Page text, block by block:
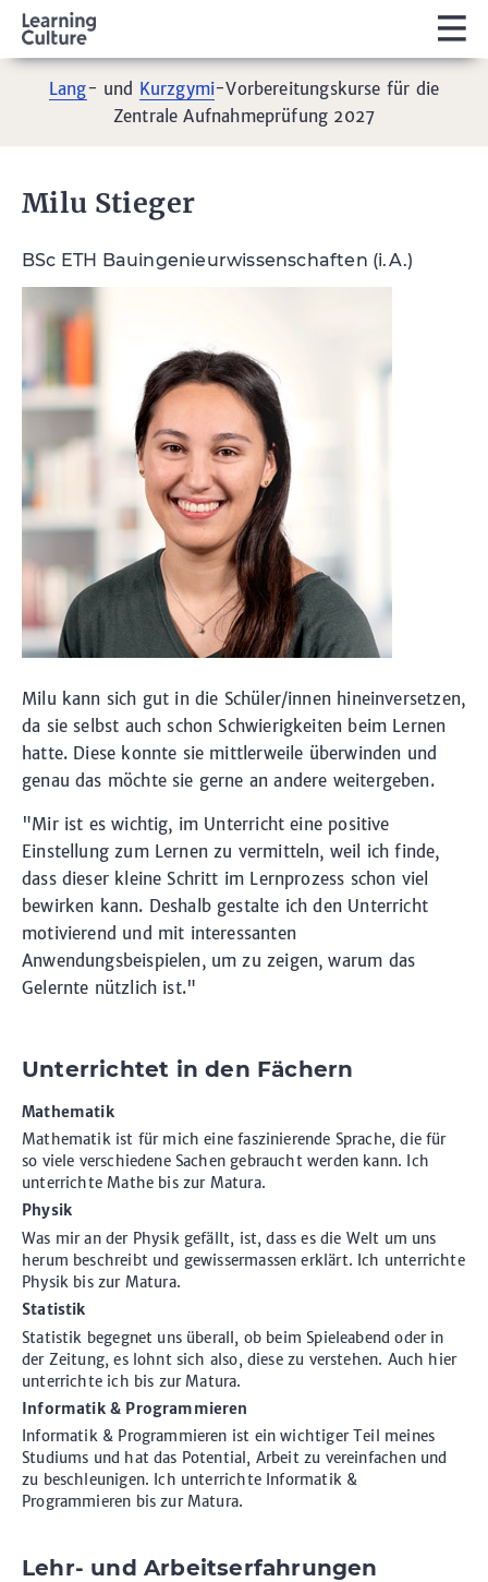
Lang- und Kurzgymi-Vorbereitungskurse für die
Zentrale Aufnahmeprüfung 2027
Milu Stieger
BSc ETH Bauingenieurwissenschaften (i.A.)
Milu kann sich gut in die Schüler/innen hineinversetzen,
da sie selbst auch schon Schwierigkeiten beim Lernen
hatte. Diese konnte sie mittlerweile überwinden und
genau das möchte sie gerne an andere weitergeben.
"Mir ist es wichtig, im Unterricht eine positive
Einstellung zum Lernen zu vermitteln, weil ich finde,
dass dieser kleine Schritt im Lernprozess schon viel
bewirken kann. Deshalb gestalte ich den Unterricht
motivierend und mit interessanten
Anwendungsbeispielen, um zu zeigen, warum das
Gelernte nützlich ist."
Unterrichtet in den Fächern
Mathematik
Mathematik ist für mich eine faszinierende Sprache, die für
so viele verschiedene Sachen gebraucht werden kann. Ich
unterrichte Mathe bis zur Matura.
Physik
Was mir an der Physik gefällt, ist, dass es die Welt um uns
herum beschreibt und gewissermassen erklärt. Ich unterrichte
Physik bis zur Matura.
Statistik
Statistik begegnet uns überall, ob beim Spieleabend oder in
der Zeitung, es lohnt sich also, diese zu verstehen. Auch hier
unterrichte ich bis zur Matura.
Informatik & Programmieren
Informatik & Programmieren ist ein wichtiger Teil meines
Studiums und hat das Potential, Arbeit zu vereinfachen und
zu beschleunigen. Ich unterrichte Informatik &
Programmieren bis zur Matura.
Lehr- und Arbeitserfahrungen